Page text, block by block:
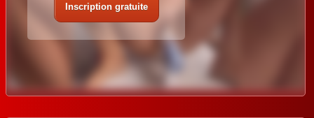
Inscription gratuite